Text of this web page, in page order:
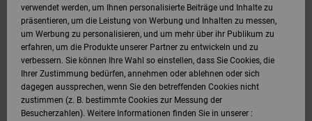
verwendet werden, um Ihnen personalisierte Beiträge und Inhalte zu
präsentieren, um die Leistung von Werbung und Inhalten zu messen,
um Werbung zu personalisieren, und um mehr über ihr Publikum zu
erfahren, um die Produkte unserer Partner zu entwickeln und zu
verbessern. Sie können Ihre Wahl so einstellen, dass Sie Cookies, die
Ihrer Zustimmung bedürfen, annehmen oder ablehnen oder sich
dagegen aussprechen, wenn Sie den betreffenden Cookies nicht
zustimmen (z. B. bestimmte Cookies zur Messung der
Besucherzahlen). Weitere Informationen finden Sie in unserer :